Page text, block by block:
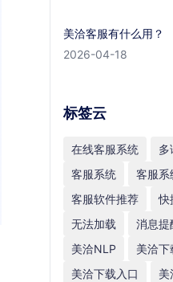
美洽客服有什么用？
2026-04-18
标签云
在线客服系统
多
客服系统
客服系
客服软件推荐
快
无法加载
消息提
美洽NLP
美洽下
美洽下载入口
美